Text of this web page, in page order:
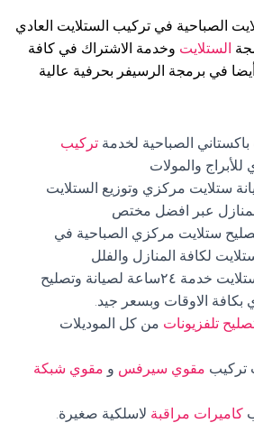
الصباحية في تركيب الستلايت العادي
الستلايت وخدمة الاشتراك في كافة
في برمجة الرسيفر بحرفية عالية
الصباحية لخدمة تركيب
للأبراج والمولات
ستلايت مركزي وتوزيع الستلايت
عبر افضل مختص
ستلايت مركزي الصباحية في
لكافة المنازل والفلل
نوفر فني تصليح ستلايت خدمة ٢٤ساعة لصيانة وتصليح
بكافة الاوقات وبسعر جيد.
تلفزيونات من كل الموديلات
تركيب مقوي سيرفس و مقوي شبكة
كاميرات مراقبة لاسلكية صغيرة.